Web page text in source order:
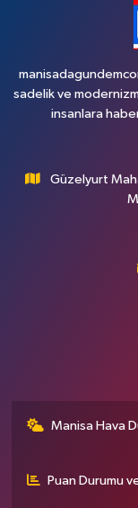
sadelik ve
insanlara
Güzelyurt
Manisa Hava
Puan Durumu